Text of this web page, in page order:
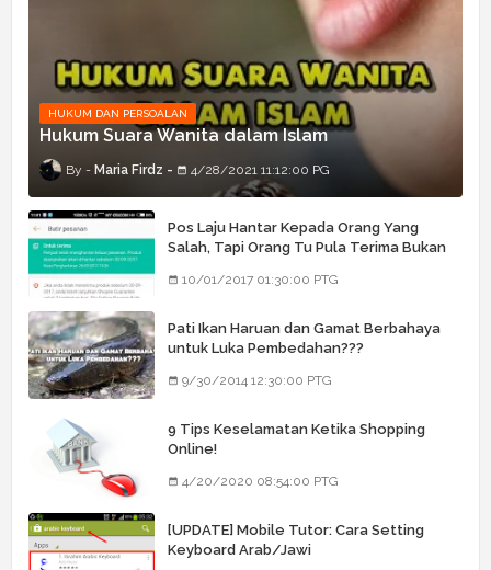
HUKUM DAN PERSOALAN
Hukum Suara Wanita dalam Islam
Maria Firdz 4/28/2021 11:12:00 PG
Pos Laju Hantar Kepada Orang Yang
Salah, Tapi Orang Tu Pula Terima Bukan
10/01/2017 01:30:00 PTG
Pati Ikan Haruan dan Gamat Berbahaya
untuk Luka Pembedahan???
9/30/2014 12:30:00 PTG
9 Tips Keselamatan Ketika Shopping
Online!
4/20/2020 08:54:00 PTG
[UPDATE] Mobile Tutor: Cara Setting
Keyboard Arab/Jawi